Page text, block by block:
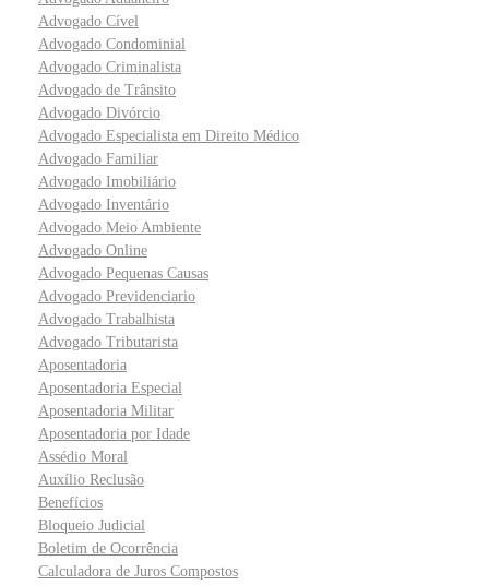
Advogado Cível
Advogado Condominial
Advogado Criminalista
Advogado de Trânsito
Advogado Divórcio
Advogado Especialista em Direito Médico
Advogado Familiar
Advogado Imobiliário
Advogado Inventário
Advogado Meio Ambiente
Advogado Online
Advogado Pequenas Causas
Advogado Previdenciario
Advogado Trabalhista
Advogado Tributarista
Aposentadoria
Aposentadoria Especial
Aposentadoria Militar
Aposentadoria por Idade
Assédio Moral
Auxílio Reclusão
Benefícios
Bloqueio Judicial
Boletim de Ocorrência
Calculadora de Juros Compostos